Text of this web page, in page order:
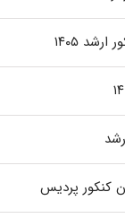
۱۴۰۵
کنکور پردیس